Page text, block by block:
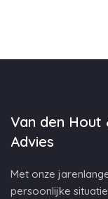
Van den Hout
Advies
Met onze
persoonlijke